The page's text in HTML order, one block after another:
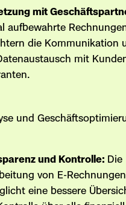
mit
aufbewahrte
die Kommunikation
mit
und
und Kontrolle: Die
von E-Rechnungen
eine bessere